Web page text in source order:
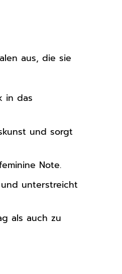
aus, die sie
in das
und sorgt
Note.
unterstreicht
als auch zu